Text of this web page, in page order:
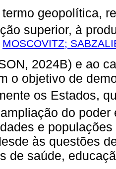
geopolítica,
superior, à
MOSCOVITZ;
2024B) e ao
o objetivo de
os Estados,
do
e
às questões
de saúde,